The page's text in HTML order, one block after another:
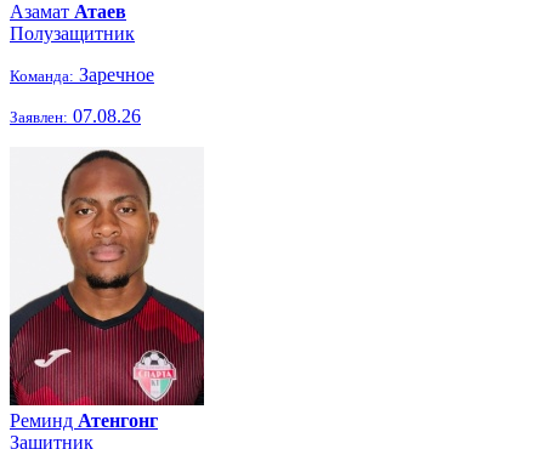
Азамат Атаев
Полузащитник
Команда: Заречное
Заявлен: 07.08.26
Реминд Атенгонг
Защитник